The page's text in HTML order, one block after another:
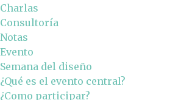
Charlas
Consultoría
Notas
Evento
Semana del diseño
¿Qué es el evento central?
¿Como participar?